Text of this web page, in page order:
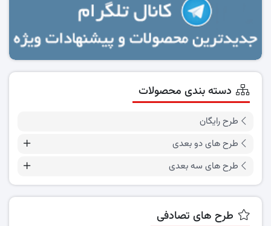
دسته بندی محصولات
طرح رایگان
طرح های دو بعدی
طرح های سه بعدی
طرح های تصادفی